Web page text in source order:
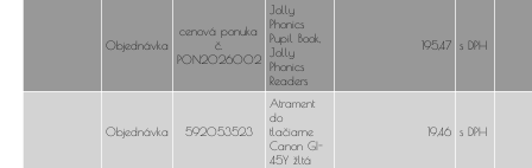
Objednávka
cenová ponuka
č.
PON2026002
Jolly
Phonics
Pupil Book,
Jolly
Phonics
Readers
195,47 s DPH
Objednávka 592053523
Atrament
do
tlačiarne
Canon GI-
45Y žltá
19,46 s DPH